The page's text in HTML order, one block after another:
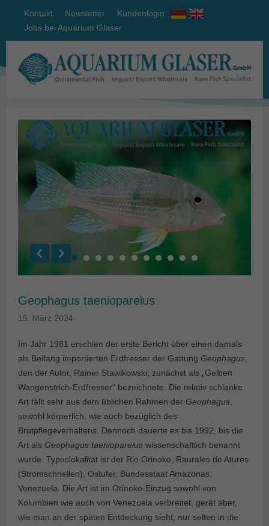
Kontakt Newsletter
Kundenlogin
Jobs bei Aquarium Glaser
Geophagus taeniopareius
15. März 2024
Im Jahr 1981 erschien der erste Bericht über einen damals
als Beifang importierten Erdfresser der Gattung Geophagus
den der Autor, Rainer Stawikowski, zunächst als „Gelben
Wangenstrich-Erdfresser“ bezeichnete. Die relativ schlanke
Art fällt sehr aus dem üblichen Rahmen der Geophagus
sowohl körperlich, wie auch bezüglich des
Brutpflegeverhaltens. Dennoch dauerte es bis 1992, bis die
Art als Geophagus taeniopareius wissenschaftlich benannt
wurde. Typuslokalität ist der Rio Orinoko, Raurales de Atures
(Stromschnellen), Ostufer, Bundesstaat Amazonas,
Venezuela. Die Art ist im Orinoko-Einzug sowohl von
Kolumbien wie auch von Venezuela verbreitet, gerät aber,
wie man an der späten Entdeckung sieht, nur selten in die